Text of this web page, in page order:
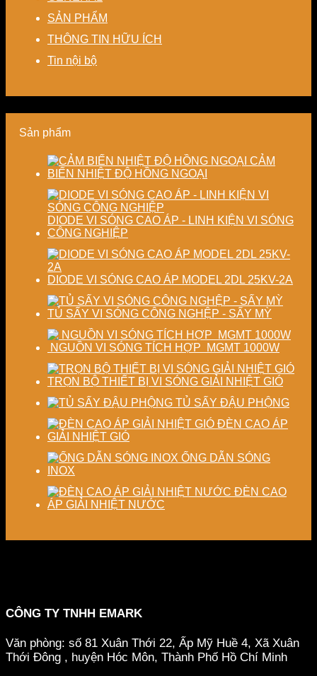
nhà
máy
nâng
thành
chi
phí
sản
năng
chất
lượng
phẩm
nhiệt
–
Giải
pháp
tiết
kiệm
lượng
định
lượng
sấy
nghiệp
SẢN PHẨM
THÔNG TIN HỮU ÍCH
Tin nội bộ
Sản phẩm
CẢM
BIẾN NHIỆT ĐỘ HỒNG NGOẠI
DIODE VI SÓNG CAO ÁP - LINH KIỆN VI SÓNG
CÔNG NGHIỆP
DIODE VI SÓNG CAO ÁP MODEL 2DL 25KV-2A
TỦ SẤY VI SÓNG CÔNG NGHỆP - SẤY MỲ
NGUỒN VI SÓNG TÍCH HỢP MGMT 1000W
TRỌN BỘ THIẾT BỊ VI SÓNG GIẢI NHIỆT GIÓ
TỦ SẤY ĐẬU PHỘNG
ĐÈN CAO ÁP
GIẢI NHIỆT GIÓ
ỐNG DẪN SÓNG
INOX
ĐÈN CAO
ÁP GIẢI NHIỆT NƯỚC
CÔNG TY TNHH EMARK
Văn phòng: số 81 Xuân Thới 22, Ấp Mỹ Huề 4, Xã Xuân
Thới Đông , huyện Hóc Môn, Thành Phố Hồ Chí Minh